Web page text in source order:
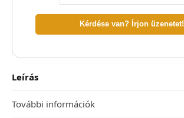
Kérdése van? Írjon üzenetet!
Leírás
További információk